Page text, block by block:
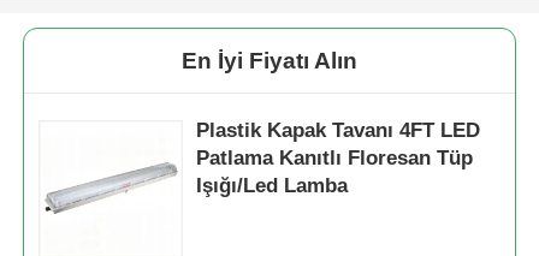
En İyi Fiyatı Alın
Plastik Kapak Tavanı 4FT LED
Patlama Kanıtlı Floresan Tüp
Işığı/Led Lamba